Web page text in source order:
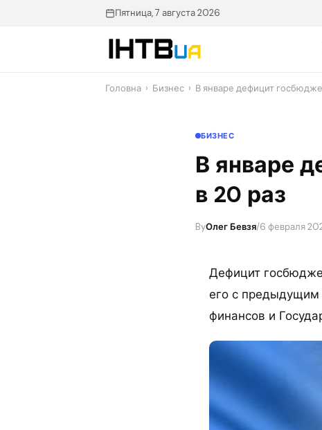
Пятница, 7 августа 2026
Головна › Бизнес › В январе дефицит
БИЗНЕС
В январе
в 20 раз
ByОлег Бевзя/6 февраля
Дефицит
его с предыдущим
финансов и